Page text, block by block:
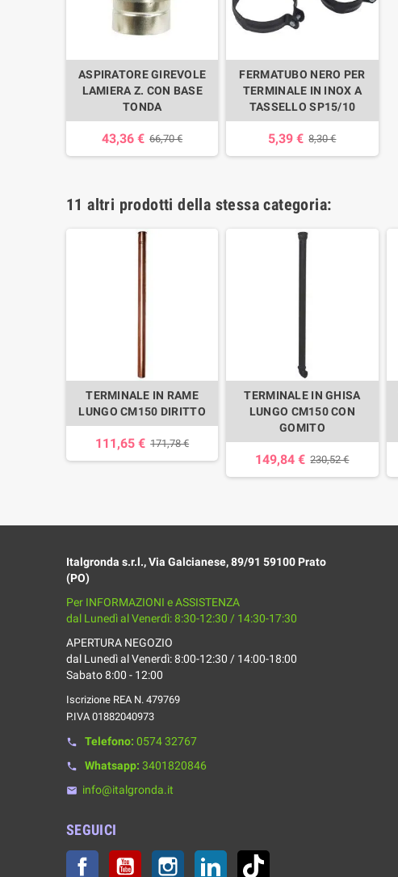
ASPIRATORE GIREVOLE
LAMIERA Z. CON BASE
TONDA
43,36 € 66,70 €
FERMATUBO NERO PER
TERMINALE IN INOX A
TASSELLO SP15/10
5,39 € 8,30 €
11 altri prodotti della stessa categoria:
TERMINALE IN RAME
LUNGO CM150 DIRITTO
111,65 € 171,78 €
TERMINALE IN GHISA
LUNGO CM150 CON
GOMITO
149,84 € 230,52 €
Italgronda s.r.l., Via Galcianese, 89/91 59100 Prato
(PO)
Per INFORMAZIONI e ASSISTENZA
dal Lunedì al Venerdì: 8:30-12:30 / 14:30-17:30
APERTURA NEGOZIO
dal Lunedì al Venerdì: 8:00-12:30 / 14:00-18:00
Sabato 8:00 - 12:00
Iscrizione REA N. 479769
P.IVA 01882040973
phone Telefono: 0574 32767
phone Whatsapp: 3401820846
email info@italgronda.it
SEGUICI
Facebook YouTube Instagram LinkedIn